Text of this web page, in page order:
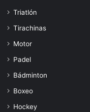
Triatlón
Tirachinas
Motor
Padel
Bádminton
Boxeo
Hockey